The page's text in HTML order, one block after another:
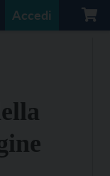
Accedi